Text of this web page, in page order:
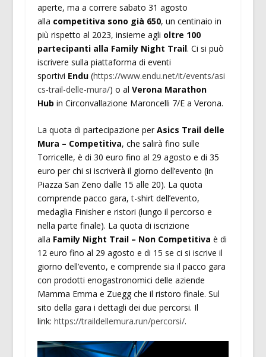
aperte, ma a correre sabato 31 agosto
alla competitiva sono già 650, un centinaio in
più rispetto al 2023, insieme agli oltre 100
partecipanti alla Family Night Trail. Ci si può
iscrivere sulla piattaforma di eventi
sportivi Endu (https://www.endu.net/it/events/asi
cs-trail-delle-mura/) o al Verona Marathon
Hub in Circonvallazione Maroncelli 7/E a Verona.
La quota di partecipazione per Asics Trail delle
Mura – Competitiva, che salirà fino sulle
Torricelle, è di 30 euro fino al 29 agosto e di 35
euro per chi si iscriverà il giorno dell’evento (in
Piazza San Zeno dalle 15 alle 20). La quota
comprende pacco gara, t-shirt dell’evento,
medaglia Finisher e ristori (lungo il percorso e
nella parte finale). La quota di iscrizione
alla Family Night Trail – Non Competitiva è di
12 euro fino al 29 agosto e di 15 se ci si iscrive il
giorno dell’evento, e comprende sia il pacco gara
con prodotti enogastronomici delle aziende
Mamma Emma e Zuegg che il ristoro finale. Sul
sito della gara i dettagli dei due percorsi. Il
link: https://traildellemura.run/percorsi/.